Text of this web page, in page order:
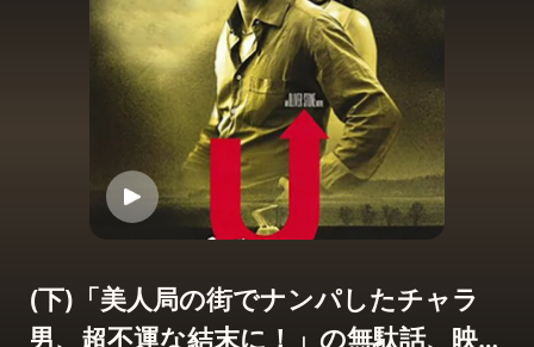
(下)「美人局の街でナンパしたチャラ
男、超不運な結末に！」の無駄話、映